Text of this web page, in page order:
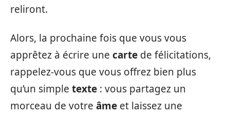
reliront.
Alors, la prochaine fois que vous vous
apprêtez à écrire une carte de félicitations,
rappelez-vous que vous offrez bien plus
qu’un simple texte : vous partagez un
morceau de votre âme et laissez une